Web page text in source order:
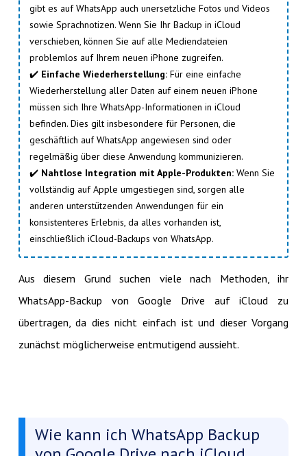
gibt es auf WhatsApp auch unersetzliche Fotos und Videos
sowie Sprachnotizen. Wenn Sie Ihr Backup in iCloud
verschieben, können Sie auf alle Mediendateien
problemlos auf Ihrem neuen iPhone zugreifen.
✔️ Einfache Wiederherstellung: Für eine einfache
Wiederherstellung aller Daten auf einem neuen iPhone
müssen sich Ihre WhatsApp-Informationen in iCloud
befinden. Dies gilt insbesondere für Personen, die
geschäftlich auf WhatsApp angewiesen sind oder
regelmäßig über diese Anwendung kommunizieren.
✔️ Nahtlose Integration mit Apple-Produkten: Wenn Sie
vollständig auf Apple umgestiegen sind, sorgen alle
anderen unterstützenden Anwendungen für ein
konsistenteres Erlebnis, da alles vorhanden ist,
einschließlich iCloud-Backups von WhatsApp.
Aus diesem Grund suchen viele nach Methoden, ihr
WhatsApp-Backup von Google Drive auf iCloud zu
übertragen, da dies nicht einfach ist und dieser Vorgang
zunächst möglicherweise entmutigend aussieht.
Wie kann ich WhatsApp Backup